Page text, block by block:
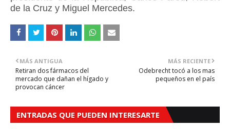
de la Cruz y Miguel Mercedes.
MÁS RECIENTE
Odebrecht tocó a los mas
pequeños en el país
MÁS ANTIGUA
Retiran dos fármacos del
mercado que dañan el hígado y
provocan cáncer
ENTRADAS QUE PUEDEN INTERESARTE